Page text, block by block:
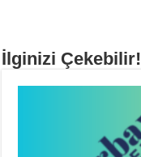
İlginizi Çekebilir!